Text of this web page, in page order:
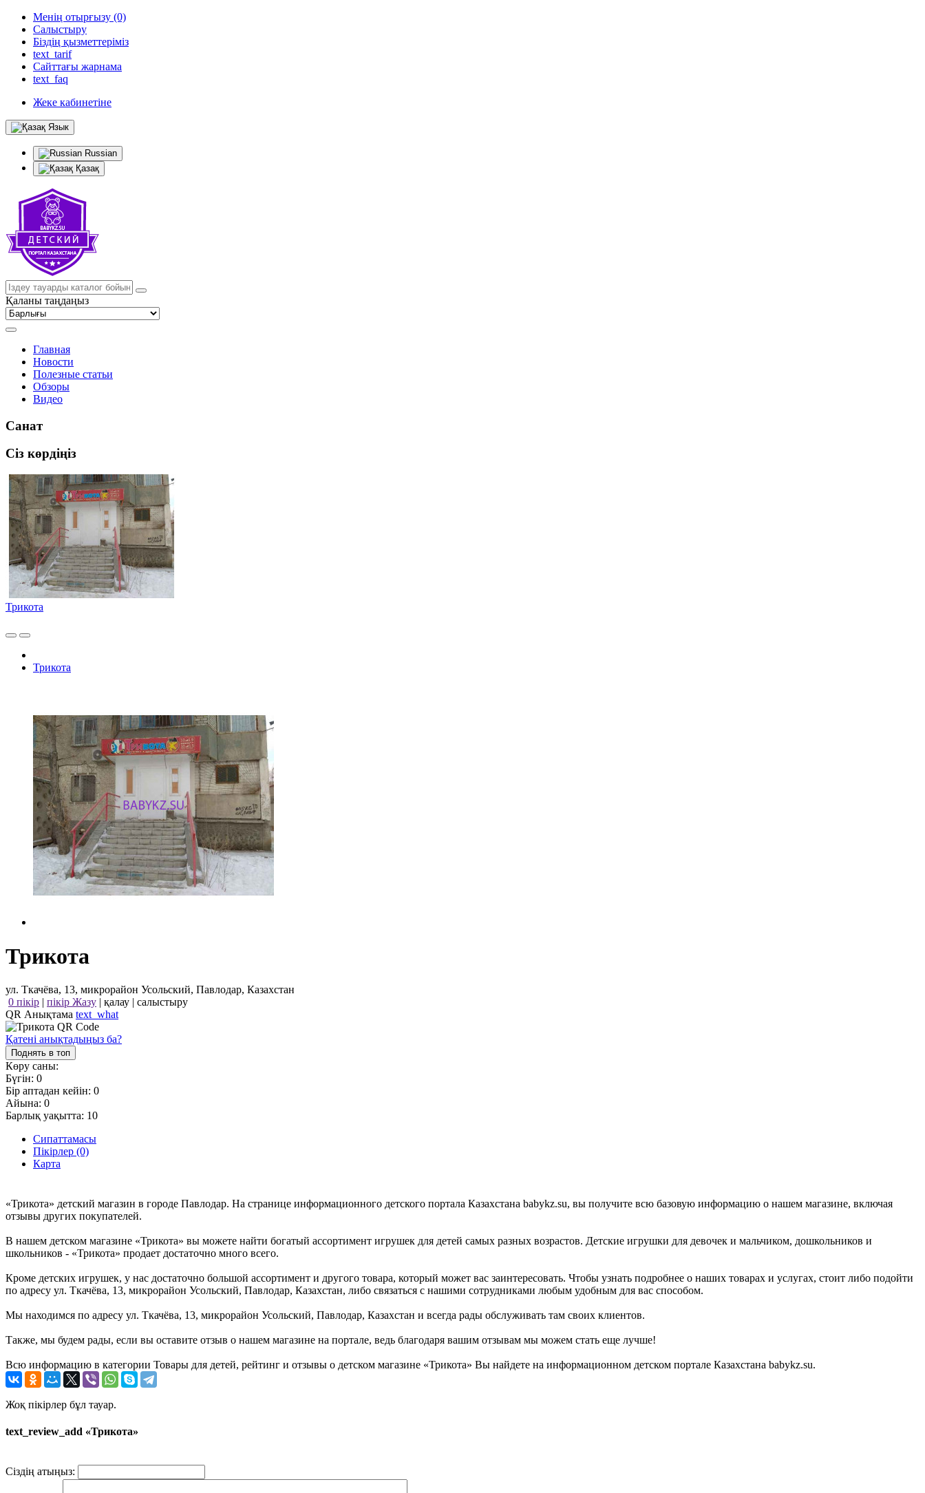
Менің отырғызу (0)
Салыстыру
Біздің қызметтеріміз
text_tarif
Сайттағы жарнама
text_faq
Жеке кабинетіне
Язык
Russian
Қазақ
Қаланы таңдаңыз
Главная
Новости
Полезные статьи
Обзоры
Видео
Санат
Сіз көрдіңіз
Трикота
Трикота
Трикота
ул. Ткачёва, 13, микрорайон Усольский, Павлодар, Казахстан
0 пікір | пікір Жазу | қалау | салыстыру
QR Анықтама text_what
Қатені анықтадыңыз ба?
Поднять в топ
Көру саны:
Бүгін: 0
Бір аптадан кейін: 0
Айына: 0
Барлық уақытта: 10
Сипаттамасы
Пікірлер (0)
Карта
«Трикота» детский магазин в городе Павлодар. На странице информационного детского портала Казахстана babykz.su, вы получите всю базовую информацию о нашем магазине, включая
отзывы других покупателей.
В нашем детском магазине «Трикота» вы можете найти богатый ассортимент игрушек для детей самых разных возрастов. Детские игрушки для девочек и мальчиком, дошкольников и
школьников - «Трикота» продает достаточно много всего.
Кроме детских игрушек, у нас достаточно большой ассортимент и другого товара, который может вас заинтересовать. Чтобы узнать подробнее о наших товарах и услугах, стоит либо подойти
по адресу ул. Ткачёва, 13, микрорайон Усольский, Павлодар, Казахстан, либо связаться с нашими сотрудниками любым удобным для вас способом.
Мы находимся по адресу ул. Ткачёва, 13, микрорайон Усольский, Павлодар, Казахстан и всегда рады обслуживать там своих клиентов.
Также, мы будем рады, если вы оставите отзыв о нашем магазине на портале, ведь благодаря вашим отзывам мы можем стать еще лучше!
Всю информацию в категории Товары для детей, рейтинг и отзывы о детском магазине «Трикота» Вы найдете на информационном детском портале Казахстана babykz.su.
Жоқ пікірлер бұл тауар.
text_review_add «Трикота»
Сіздің атыңыз: